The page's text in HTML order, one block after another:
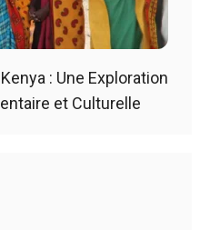
: Une Exploration
et Culturelle